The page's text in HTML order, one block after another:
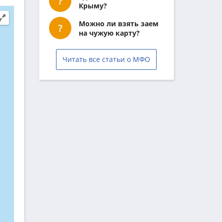
Крыму?
Можно ли взять заем
на чужую карту?
Читать все статьи о МФО